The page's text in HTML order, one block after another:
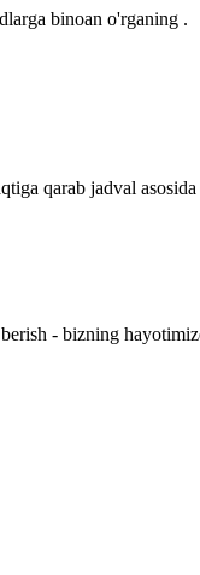
binoan o'rganing .
qarab jadval
- bizning